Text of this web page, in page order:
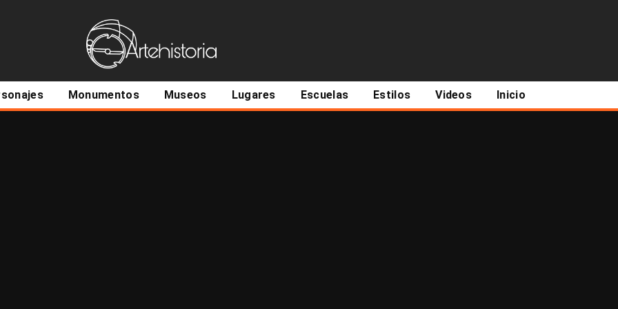
Monumentos Museos Lugares Escuelas Estilos Videos Inicio